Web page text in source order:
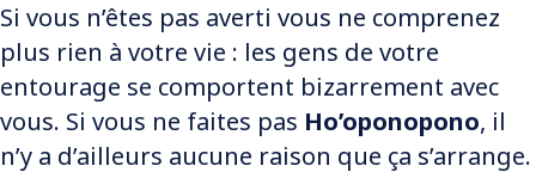
Si vous n’êtes pas averti vous ne comprenez
plus rien à votre vie : les gens de votre
entourage se comportent bizarrement avec
vous. Si vous ne faites pas Ho’oponopono, il
n’y a d’ailleurs aucune raison que ça s’arrange.